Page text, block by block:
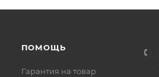
ПОМОЩЬ
Гарантия на товар